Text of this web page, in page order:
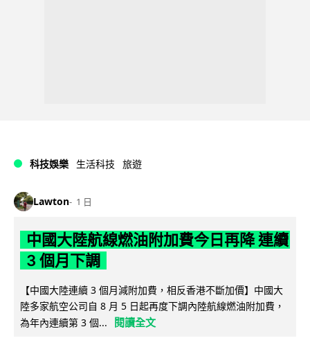
科技娛樂 生活科技 旅遊
Lawton 1 日
中國大陸航線燃油附加費今日再降 連續
3 個月下調
【中國大陸連續 3 個月減附加費，相反香港不斷加價】中國大
陸多家航空公司自 8 月 5 日起再度下調內陸航線燃油附加費，
為年內連續第 3 個...
閱讀全文